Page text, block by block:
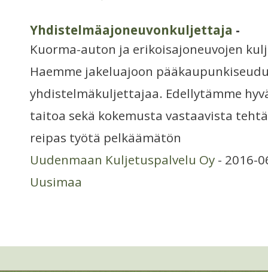
Yhdistelmäajoneuvonkuljettaja -
Kuorma-auton ja erikoisajoneuvojen
Haemme jakeluajoon
yhdistelmäkuljettajaa. Edellytämme
taitoa sekä kokemusta vastaavista
reipas työtä pelkäämätön
Uudenmaan Kuljetuspalvelu Oy - 2016-
Uusimaa